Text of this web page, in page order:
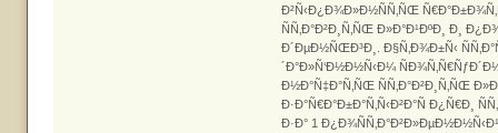
Ð²Ñ‹Ð¿Ð¾Ð»Ð½ÑÑ‚ÑŒ
ÑÑ‚Ð°Ð²Ð¸Ñ‚ÑŒ Ð»Ð°Ð¹ÐºÐ¸ Ð¸
Ð´ÐµÐ½ÑŒÐ³Ð¸. Ð§Ñ‚Ð¾Ð±Ñ‹
´Ð°Ð»Ñ‘Ð½Ð½Ñ‹Ð¼
Ð½Ð°Ñ‡Ð°Ñ‚ÑŒ ÑÑ‚Ð°Ð²Ð¸Ñ‚ÑŒ
Ð·Ð°Ñ€Ð°Ð±Ð°Ñ‚Ñ‹Ð²Ð°Ñ Ð¿Ñ€Ð¸
Ð·Ð° 1